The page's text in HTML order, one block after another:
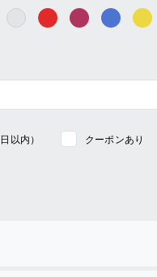
ー系
ガンメタ系グレー系 レッド系 ワイン系 ブルー系
以内） クーポンあり